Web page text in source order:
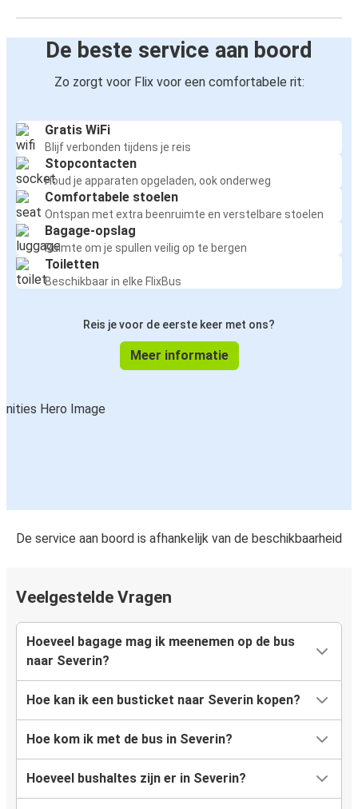
De beste service aan boord
Zo zorgt voor Flix voor een comfortabele rit:
Gratis WiFi
Blijf verbonden tijdens je reis
Stopcontacten
Houd je apparaten opgeladen, ook onderweg
Comfortabele stoelen
Ontspan met extra beenruimte en verstelbare stoelen
Bagage-opslag
Ruimte om je spullen veilig op te bergen
Toiletten
Beschikbaar in elke FlixBus
Reis je voor de eerste keer met ons?
Meer informatie
De service aan boord is afhankelijk van de beschikbaarheid
Veelgestelde Vragen
Hoeveel bagage mag ik meenemen op de bus
naar Severin?
Hoe kan ik een busticket naar Severin kopen?
Hoe kom ik met de bus in Severin?
Hoeveel bushaltes zijn er in Severin?